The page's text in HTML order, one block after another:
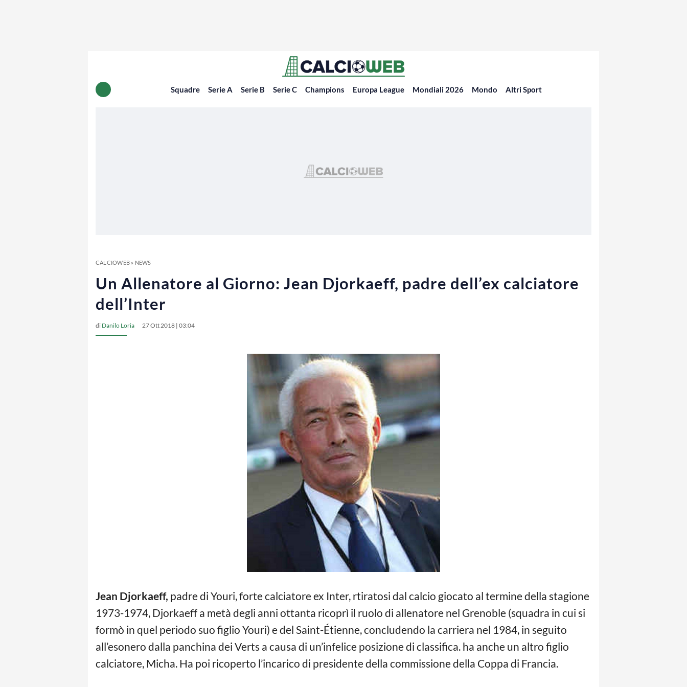
Squadre Serie A Serie B Serie C Champions Europa League Mondiali 2026 Mondo Altri Sport
CALCIOWEB» NEWS
Un Allenatore al Giorno: Jean Djorkaeff, padre dell’ex calciatore
dell’Inter
di Danilo Loria 27 Ott 2018 | 03:04
Jean Djorkaeff, padre di Youri, forte calciatore ex Inter, rtiratosi dal calcio giocato al termine della stagione
1973-1974, Djorkaeff a metà degli anni ottanta ricoprì il ruolo di allenatore nel Grenoble (squadra in cui si
formò in quel periodo suo figlio Youri) e del Saint-Étienne, concludendo la carriera nel 1984, in seguito
all’esonero dalla panchina dei Verts a causa di un’infelice posizione di classifica. ha anche un altro figlio
calciatore, Micha. Ha poi ricoperto l’incarico di presidente della commissione della Coppa di Francia.